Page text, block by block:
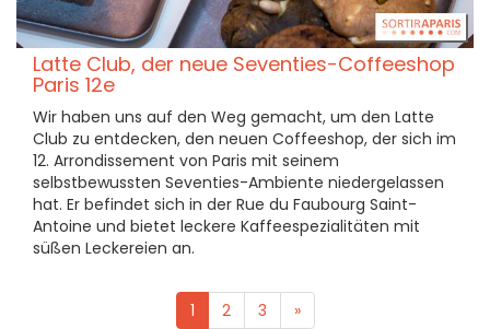
Latte Club, der neue Seventies-Coffeeshop
Paris 12e
Wir haben uns auf den Weg gemacht, um den Latte
Club zu entdecken, den neuen Coffeeshop, der sich im
12. Arrondissement von Paris mit seinem
selbstbewussten Seventies-Ambiente niedergelassen
hat. Er befindet sich in der Rue du Faubourg Saint-
Antoine und bietet leckere Kaffeespezialitäten mit
süßen Leckereien an.
1 2 3 »